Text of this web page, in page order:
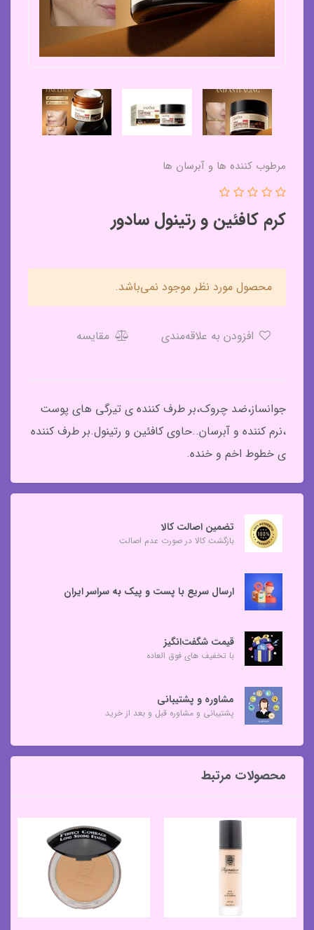
مرطوب کننده ها و آبرسان ها
کرم کافئین و رتینول سادور
محصول مورد نظر موجود نمی‌باشد.
مقایسه
جوانساز،ضد چروک،بر طرف کننده ی تیرگی های پوست
،نرم کننده و آبرسان..حاوی کافئین و رتینول.بر طرف کننده
ی خطوط اخم و خنده.
تضمین اصالت کالا
بازگشت کالا در صورت عدم اصالت
ارسال سریع با پست و پیک به سراسر ایران
قیمت شگفت‌انگیز
با تخفیف های فوق العاده
مشاوره و پشتیبانی
پشتیبانی و مشاوره قبل و بعد از خرید
محصولات مرتبط